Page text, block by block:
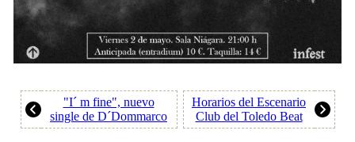
"I´ m fine", nuevo
single de D´Dommarco
Horarios del Escenario
Club del Toledo Beat